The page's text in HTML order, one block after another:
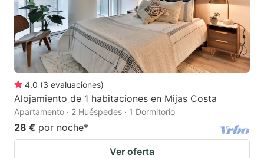
4.0 (3 evaluaciones)
Alojamiento de 1 habitaciones en Mijas Costa
Apartamento · 2 Huéspedes · 1 Dormitorio
28 € por noche*
Ver oferta